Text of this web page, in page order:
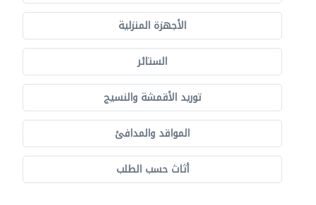
الأجهزة المنزلية
الستائر
توريد الأقمشة والنسيج
المواقد والمدافئ
أثاث حسب الطلب